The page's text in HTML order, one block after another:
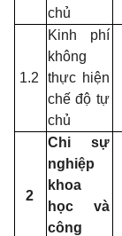
chủ
1.2
Kinh phí
không
thực hiện
chế độ tự
chủ
2
Chi sự
nghiệp
khoa
học và
công